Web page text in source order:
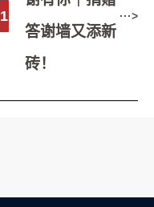
1
答谢墙又添新
砖！
···>